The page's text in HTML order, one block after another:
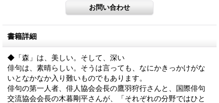
書籍詳細
◆「森」は、美しい。そして、深い
俳句は、素晴らしい。そうは言っても、なにかきっかけがな
いとなかなか入り難いものでもあります。
俳句の第一人者、俳人協会会長の鷹羽狩行さんと、国際俳句
交流協会会長の木暮剛平さんが、「それぞれの分野ではひと